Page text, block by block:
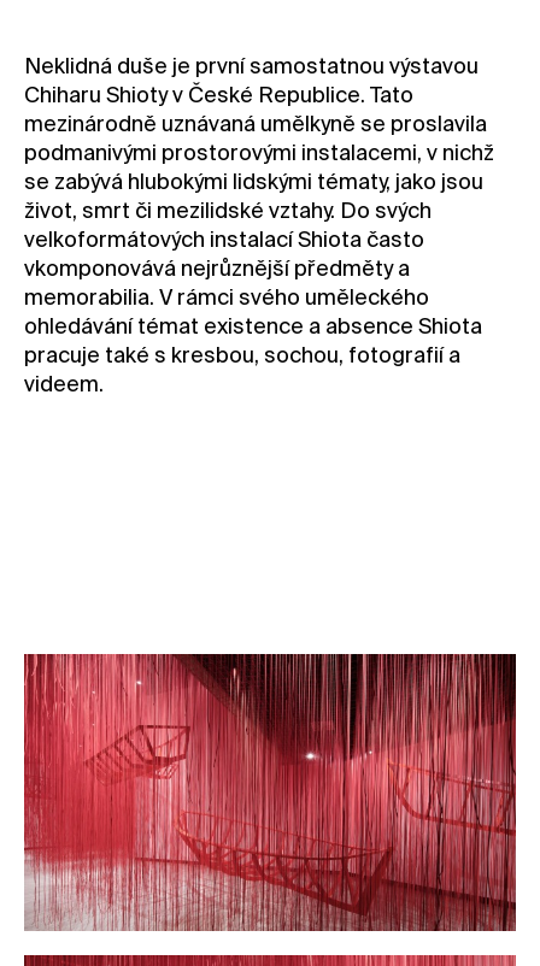
Novinky
Pro média
Pronájem prostor
Volné pozice
Neklidná duše je první samostatnou výstavou
Chiharu Shioty v České Republice. Tato
mezinárodně uznávaná umělkyně se proslavila
podmanivými prostorovými instalacemi, v nichž
se zabývá hlubokými lidskými tématy, jako jsou
život, smrt či mezilidské vztahy. Do svých
velkoformátových instalací Shiota často
vkomponovává nejrůznější předměty a
memorabilia. V rámci svého uměleckého
ohledávání témat existence a absence Shiota
pracuje také s kresbou, sochou, fotografií a
videem.